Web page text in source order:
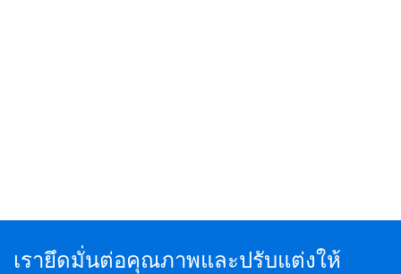
เรายึดมั่นต่อคุณภาพและปรับแต่งให้